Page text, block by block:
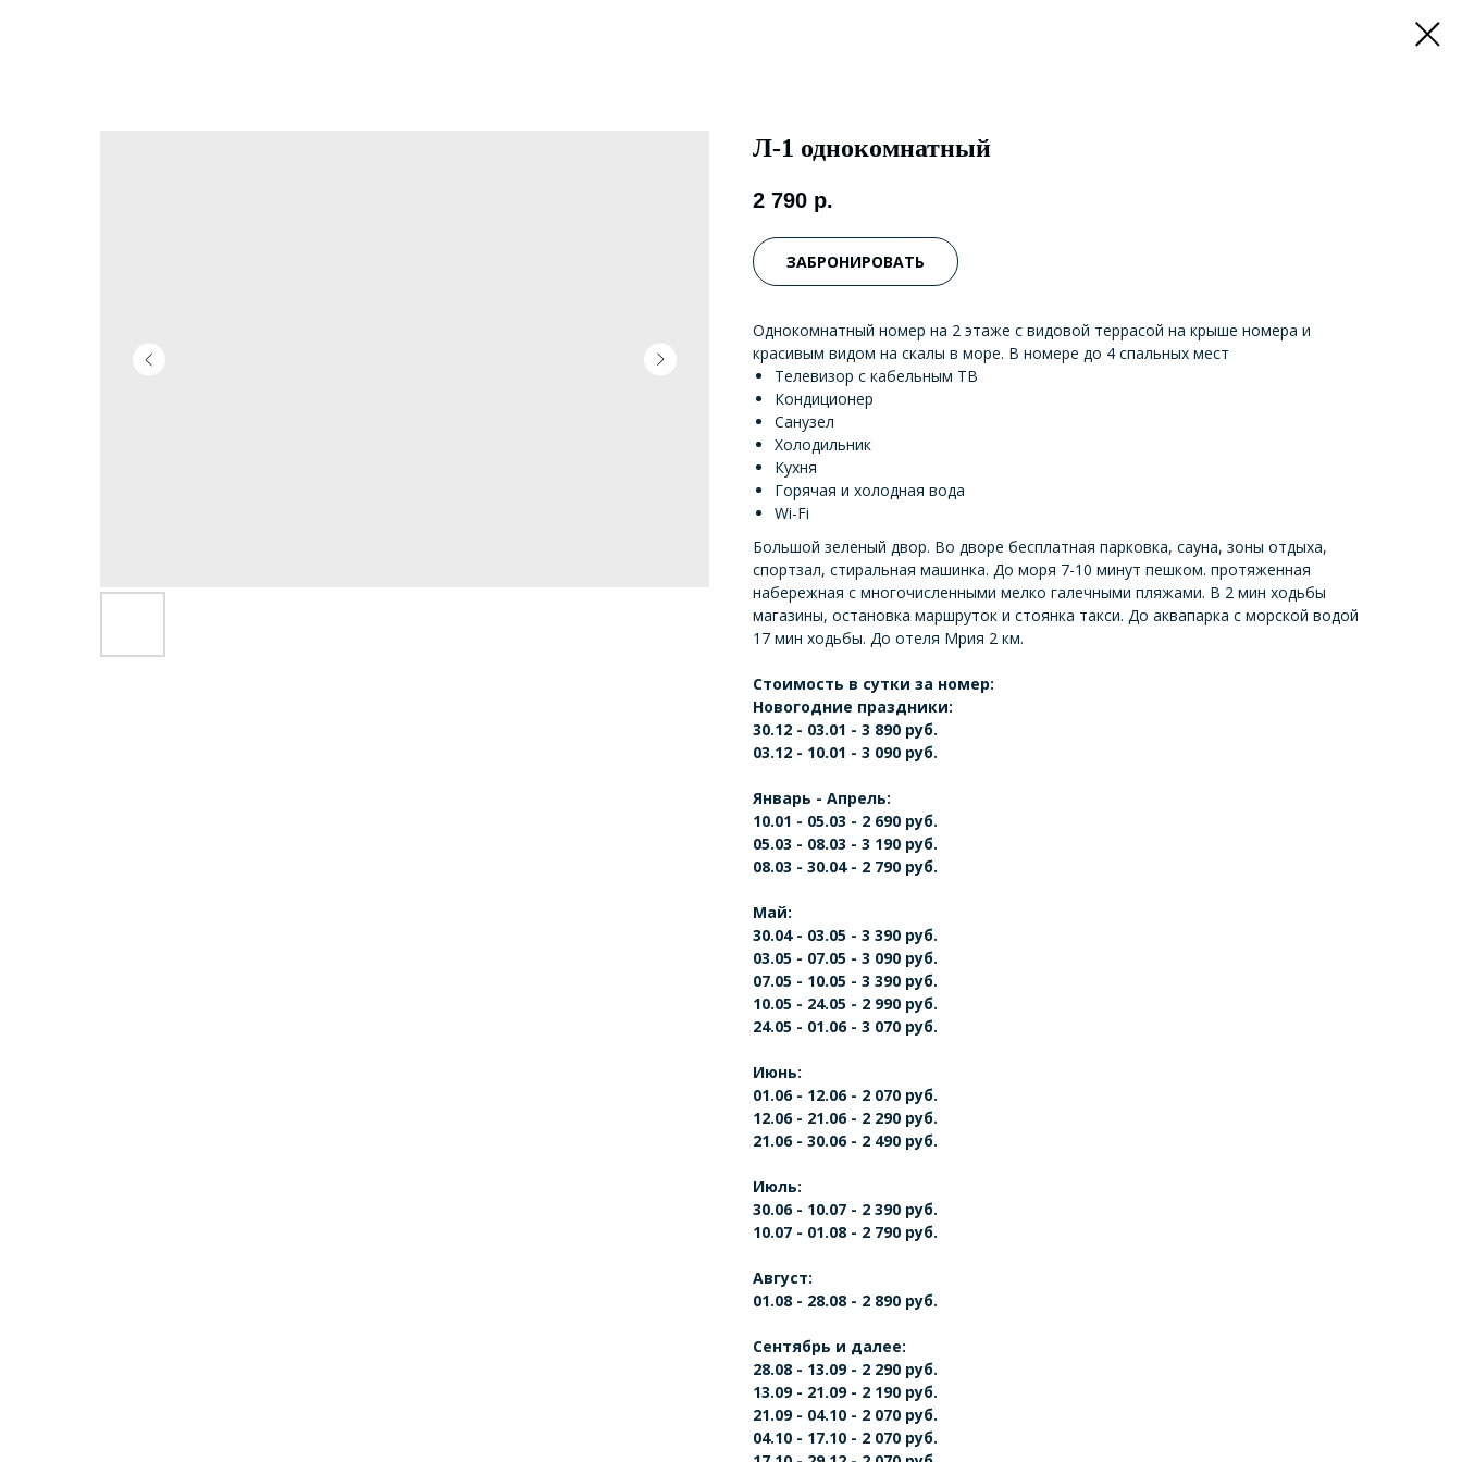
Л-1 однокомнатный
2 790 р.
ЗАБРОНИРОВАТЬ
Однокомнатный номер на 2 этаже с видовой террасой на крыше номера и
красивым видом на скалы в море. В номере до 4 спальных мест
Телевизор с кабельным ТВ
Кондиционер
Санузел
Холодильник
Кухня
Горячая и холодная вода
Wi-Fi
Большой зеленый двор. Во дворе бесплатная парковка, сауна, зоны отдыха,
спортзал, стиральная машинка. До моря 7-10 минут пешком. протяженная
набережная с многочисленными мелко галечными пляжами. В 2 мин ходьбы
магазины, остановка маршруток и стоянка такси. До аквапарка с морской водой
17 мин ходьбы. До отеля Мрия 2 км.
Стоимость в сутки за номер:
Новогодние праздники:
30.12 - 03.01 - 3 890 руб.
03.12 - 10.01 - 3 090 руб.
Январь - Апрель:
10.01 - 05.03 - 2 690 руб.
05.03 - 08.03 - 3 190 руб.
08.03 - 30.04 - 2 790 руб.
Май:
30.04 - 03.05 - 3 390 руб.
03.05 - 07.05 - 3 090 руб.
07.05 - 10.05 - 3 390 руб.
10.05 - 24.05 - 2 990 руб.
24.05 - 01.06 - 3 070 руб.
Июнь:
01.06 - 12.06 - 2 070 руб.
12.06 - 21.06 - 2 290 руб.
21.06 - 30.06 - 2 490 руб.
Июль:
30.06 - 10.07 - 2 390 руб.
10.07 - 01.08 - 2 790 руб.
Август:
01.08 - 28.08 - 2 890 руб.
Сентябрь и далее:
28.08 - 13.09 - 2 290 руб.
13.09 - 21.09 - 2 190 руб.
21.09 - 04.10 - 2 070 руб.
04.10 - 17.10 - 2 070 руб.